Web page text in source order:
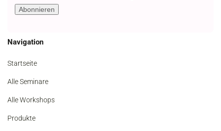
Navigation
Startseite
Alle Seminare
Alle Workshops
Produkte